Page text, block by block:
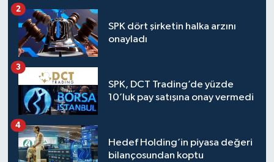
SPK dört şirketin halka arzını
onayladı
2
SPK, DCT Trading’de yüzde
10’luk pay satışına onay vermedi
3
Hedef Holding’in piyasa değeri
bilançosundan koptu
4